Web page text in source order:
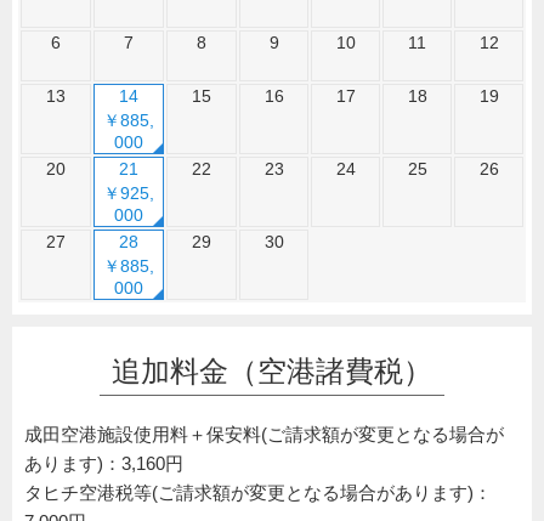
6 7 8 9 10 11 12
13
14
￥885,
000
15 16 17 18 19
20
21
￥925,
000
22 23 24 25 26
27
28
￥885,
000
29 30
追加料金（空港諸費税）
成田空港施設使用料＋保安料(ご請求額が変更となる場合が
あります)：3,160円
タヒチ空港税等(ご請求額が変更となる場合があります)：